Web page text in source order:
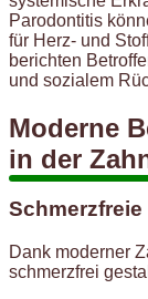
Parodontitis
für Herz- und
berichten
und sozialem
Moderne
in der
Dank moderner
schmerzfrei